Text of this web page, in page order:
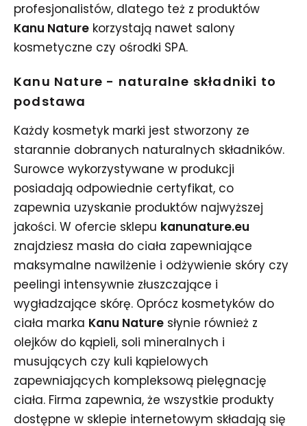
profesjonalistów, dlatego też z produktów
Kanu Nature korzystają nawet salony
kosmetyczne czy ośrodki SPA.
Kanu Nature - naturalne składniki to
podstawa
Każdy kosmetyk marki jest stworzony ze
starannie dobranych naturalnych składników.
Surowce wykorzystywane w produkcji
posiadają odpowiednie certyfikat, co
zapewnia uzyskanie produktów najwyższej
jakości. W ofercie sklepu kanunature.eu
znajdziesz masła do ciała zapewniające
maksymalne nawilżenie i odżywienie skóry czy
peelingi intensywnie złuszczające i
wygładzające skórę. Oprócz kosmetyków do
ciała marka Kanu Nature słynie również z
olejków do kąpieli, soli mineralnych i
musujących czy kuli kąpielowych
zapewniających kompleksową pielęgnację
ciała. Firma zapewnia, że wszystkie produkty
dostępne w sklepie internetowym składają się